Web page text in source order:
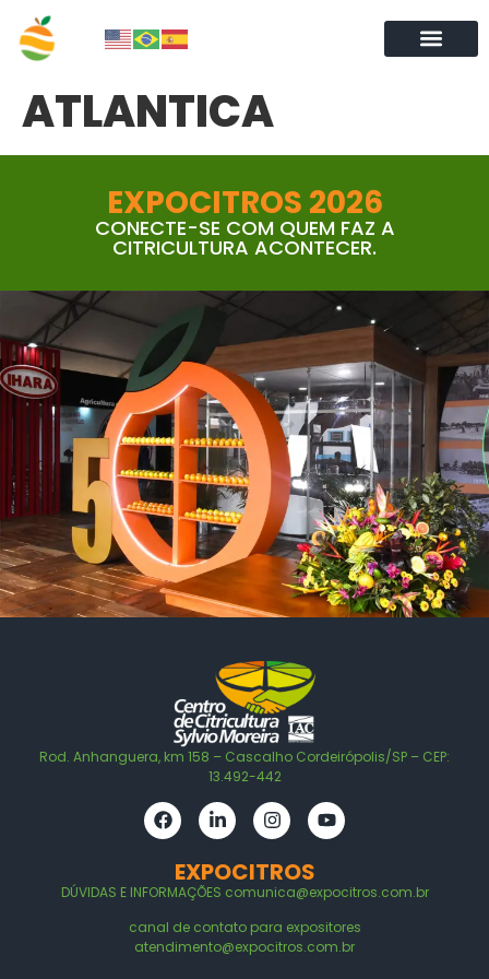
ATLANTICA
EXPOCITROS 2026
CONECTE-SE COM QUEM FAZ A
CITRICULTURA ACONTECER.
Rod. Anhanguera, km 158 – Cascalho Cordeirópolis/SP – CEP:
13.492-442
EXPOCITROS
DÚVIDAS E INFORMAÇÕES comunica@expocitros.com.br
canal de contato para expositores
atendimento@expocitros.com.br